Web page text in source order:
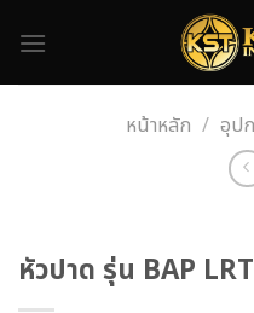
หน้าหลัก / อุป
หัวปาด รุ่น BAP LRT